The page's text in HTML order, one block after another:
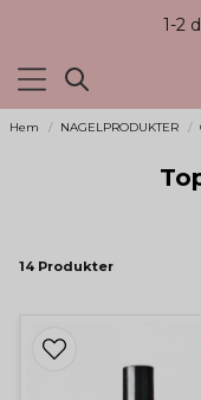
1-2
Hem NAGELPRODUKTER
14 Produkter